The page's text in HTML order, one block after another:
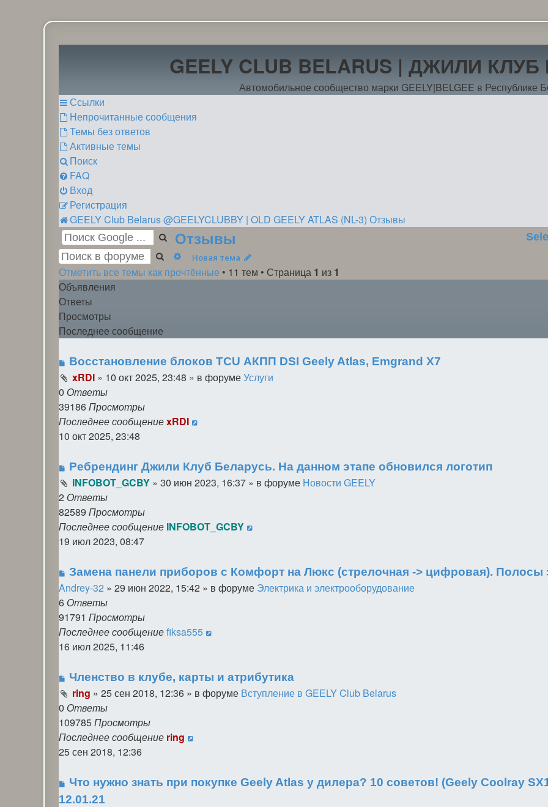
GEELY CLUB BELARUS | ДЖИЛИ
Автомобильное сообщество марки GEELY|BELGEE в Республике
Ссылки
Непрочитанные сообщения
Темы без ответов
Активные темы
Поиск
FAQ
Вход
Регистрация
GEELY Club Belarus@GEELYCLUBBY | OLD GEELYATLAS (NL-3) Отзывы
Отзывы
Новая тема
Поиск Расширенный поиск
Отметить все темы как прочтённые • 11 тем • Страница 1 из 1
Объявления
Ответы
Просмотры
Последнее сообщение
Восстановление блоков TCU АКПП DSI Geely Atlas, Emgrand X7
xRDI » 10 окт 2025, 23:48 » в форумеУслуги
0 Ответы
39186Просмотры
Последнее сообщениеxRDI
10 окт 2025, 23:48
Ребрендинг Джили Клуб Беларусь. На данном этапе обновился логотип
INFOBOT_GCBY » 30 июн 2023, 16:37 » в форуме Новости GEELY
2 Ответы
82589 Просмотры
Последнее сообщение INFOBOT_GCBY
19 июл 2023, 08:47
Замена панели приборов с Комфорт на Люкс (стрелочная -> цифровая). Полосы
Andrey-32 » 29 июн 2022, 15:42 » в форуме Электрика и электрооборудование
6 Ответы
91791 Просмотры
Последнее сообщениеfiksa555
16 июл 2025, 11:46
Членство в клубе, карты и атрибутика
ring » 25 сен 2018, 12:36 » в форуме Вступление в GEELY Club Belarus
0 Ответы
109785Просмотры
Последнее сообщение ring
25 сен 2018, 12:36
Что нужно знать при покупке Geely Atlas у дилера? 10 советов! (Geely Coolray
12.01.21